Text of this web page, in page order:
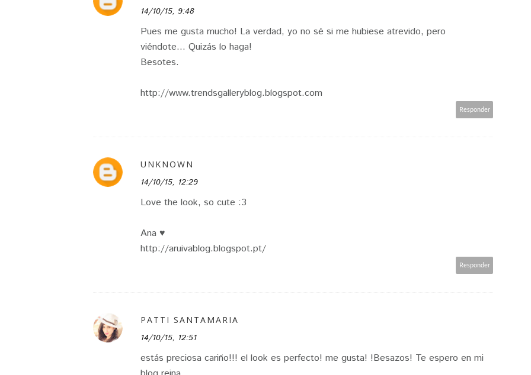
14/10/15, 9:48
Pues me gusta mucho! La verdad, yo no sé si me hubiese atrevido, pero
viéndote... Quizás lo haga!
Besotes.
http://www.trendsgalleryblog.blogspot.com
Responder
UNKNOWN
14/10/15, 12:29
Love the look, so cute :3
Ana ♥
http://aruivablog.blogspot.pt/
Responder
PATTI SANTAMARIA
14/10/15, 12:51
estás preciosa cariño!!! el look es perfecto! me gusta! !Besazos! Te espero en mi